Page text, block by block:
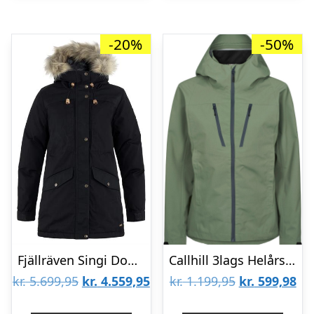
-20%
Fjällräven Singi Down Jacket Womens, Black
kr.5.699,95 Den
kr. 4.559,95Den
-50%
Callhill 3lags Helårsjakke
kr.1.199,95 Den
kr. 599,98